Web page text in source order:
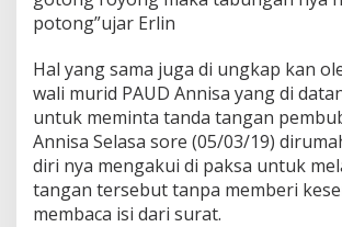
potong”ujar Erlin
Hal yang sama juga di ungkap kan
wali murid PAUD Annisa yang di
untuk meminta tanda tangan
Annisa Selasa sore (05/03/19)
diri nya mengakui di paksa untuk
tangan tersebut tanpa memberi
membaca isi dari surat.